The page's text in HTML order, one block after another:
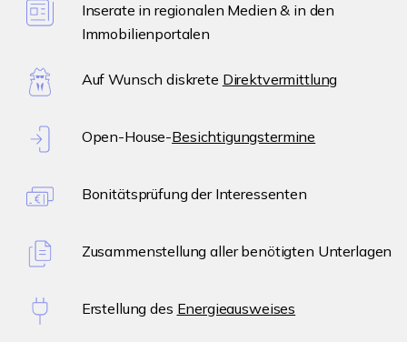
Inserate in regionalen Medien & in den
Immobilienportalen
Auf Wunsch diskrete Direktvermittlung
Open-House-Besichtigungstermine
Bonitätsprüfung der Interessenten
Zusammenstellung aller benötigten Unterlagen
Erstellung des Energieausweises